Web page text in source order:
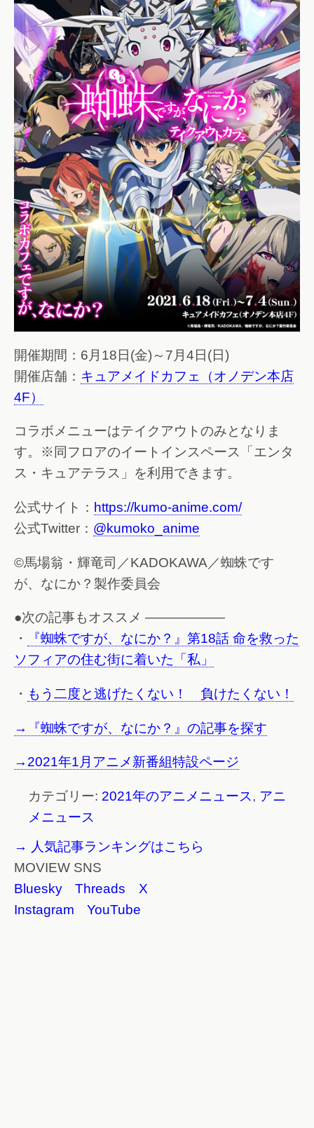
開催期間：6月18日(金)～7月4日(日)
開催店舗： キュアメイドカフェ（オノデン本店
4F）
コラボメニューはテイクアウトのみとなりま
す。※同フロアのイートインスペース「エンタ
ス・キュアテラス」を利用できます。
公式サイト： https://kumo-anime.com/
公式Twitter： @kumoko_anime
©馬場翁・輝竜司／KADOKAWA／蜘蛛です
が、なにか？製作委員会
●次の記事もオススメ ——————
・
『蜘蛛ですが、なにか？』第18話 命を救った
ソフィアの住む街に着いた「私」
・ もう二度と逃げたくない！ 負けたくない！
→『蜘蛛ですが、なにか？』の記事を探す
→2021年1月アニメ新番組特設ページ
カテゴリー: 2021年のアニメニュース, アニ
メニュース
→ 人気記事ランキングはこちら
MOVIEW SNS
Bluesky
Threads
X
Instagram
YouTube